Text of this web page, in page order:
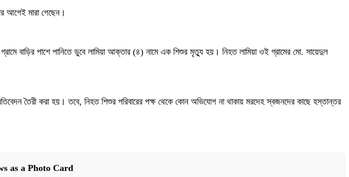
আগেই মারা গেছেন।
বাড়ির পাশে পানিতে ডুবে লামিয়া আক্তার (৪) নামে এক শিশুর মৃত্যু হয়। নিহত লামিয়া ওই গ্রামের মো. সায়েদুল
তৈরী করা হয়। তবে, নিহত শিশুর পরিবারের পক্ষ থেকে কোন অভিযোগ না থাকায় মরদেহ স্বজনদের কাছে হস্তান্তর
as a Photo Card